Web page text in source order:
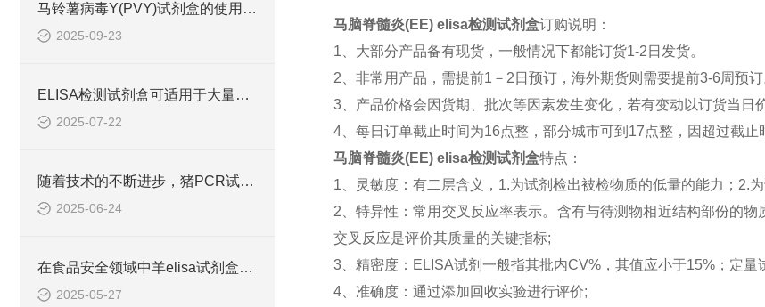
马铃薯病毒Y(PVY)试剂盒的使用方法非常简单，一看就会
2025-09-23
ELISA检测试剂盒可适用于大量样本的同时检测
2025-07-22
随着技术的不断进步，猪PCR试剂盒在不断的发展和*
2025-06-24
在食品安全领域中羊elisa试剂盒也有着一定的应用
2025-05-27
马脑脊髓炎(EE) elisa检测试剂盒订购说明：
1、大部分产品备有现货，一般情况下都能订货1-2日发货。
2、非常用产品，需提前1－2日预订，海外期货则需要提前3-6周预订
3、产品价格会因货期、批次等因素发生变化，若有变动以订货当日
4、每日订单截止时间为16点整，部分城市可到17点整，因超过截止
马脑脊髓炎(EE) elisa检测试剂盒特点：
1、灵敏度：有二层含义，1.为试剂检出被检物质的低量的能力；2.
2、特异性：常用交叉反应率表示。含有与待测物相近结构部份的
交叉反应是评价其质量的关键指标;
3、精密度：ELISA试剂一般指其批内CV%，其值应小于15%；定量
4、准确度：通过添加回收实验进行评价;